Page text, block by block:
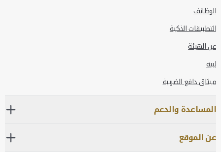
الوظائف
التطبيقات الذكية
عن الهيئة
لبيه
ميثاق دافع الضريبة
المساعدة والدعم
عن الموقع